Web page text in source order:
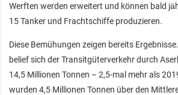
Werften werden erweitert und können bald
15 Tanker und Frachtschiffe produzieren.
Diese Bemühungen zeigen bereits
belief sich der Transitgüterverkehr durch
14,5 Millionen Tonnen – 2,5-mal mehr als
wurden 4,5 Millionen Tonnen über den